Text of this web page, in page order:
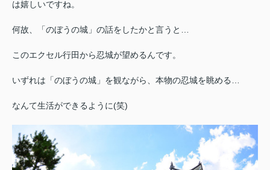
は嬉しいですね。
何故、「のぼうの城」の話をしたかと言うと…
このエクセル行田から忍城が望めるんです。
いずれは「のぼうの城」を観ながら、本物の忍城を眺める…
なんて生活ができるように(笑)